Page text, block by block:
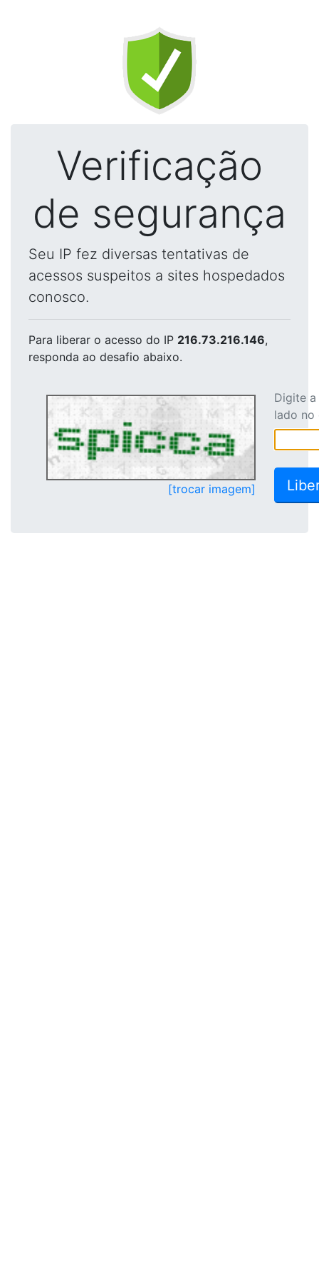
Verificação
de segurança
Seu IP fez diversas tentativas de
acessos suspeitos a sites hospedados
conosco.
Para liberar o acesso do IP 216.73.216.146,
responda ao desafio abaixo.
[trocar imagem]
Digite
lado no